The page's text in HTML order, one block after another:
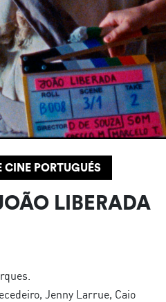
PORTUGUÉS
LIBERADA
Jenny Larrue, Caio